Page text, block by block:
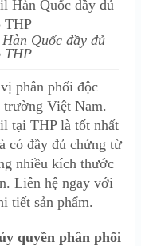
Quốc đầy đủ
THP
phân phối độc
trường Việt Nam.
tại THP là tốt nhất
có đầy đủ chứng từ
nhiều kích thước
Liên hệ ngay với
tiết sản phẩm.
quyền phân phối